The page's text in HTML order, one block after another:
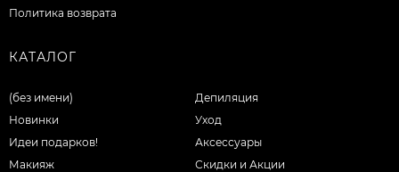
Политика возврата
КАТАЛОГ
(без имени)
Новинки
Идеи подарков!
Макияж
Депиляция
Уход
Аксессуары
Скидки и Акции